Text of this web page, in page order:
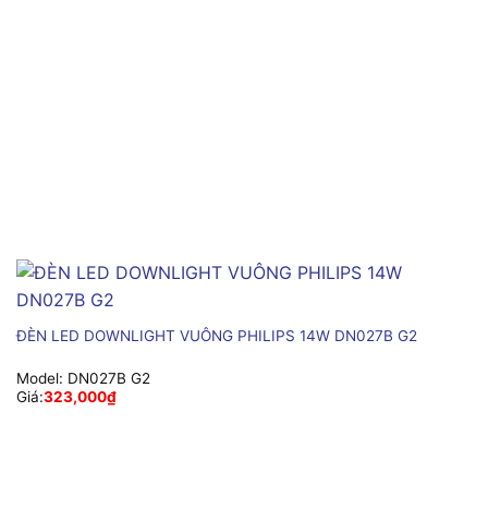
ĐÈN LED DOWNLIGHT VUÔNG PHILIPS 14W DN027B G2
Model: DN027B G2
Giá:323,000₫